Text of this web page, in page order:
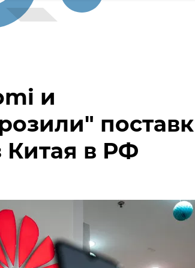
и
Китая в РФ